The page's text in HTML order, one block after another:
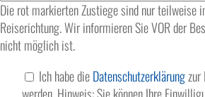
Die rot markierten Zustiege sind nur teilweise
Reiserichtung. Wir informieren Sie VOR der
nicht möglich ist.
Ich habe dieDatenschutzerklärungzur